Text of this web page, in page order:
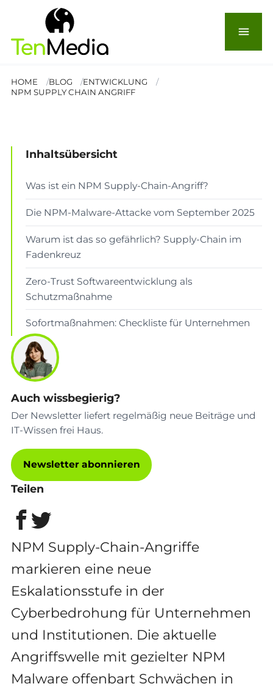
menu
HOME BLOG
ENTWICKLUNG
NPM SUPPLY CHAIN ANGRIFF
bedroht Unternehmen:
Hintergründe und
Schutzmaßnahmen
Inhaltsübersicht
Was ist ein NPM Supply-Chain-Angriff?
Die NPM-Malware-Attacke vom September 2025
Warum ist das so gefährlich? Supply-Chain im
Fadenkreuz
Zero-Trust Softwareentwicklung als
Schutzmaßnahme
Sofortmaßnahmen: Checkliste für Unternehmen
Auch wissbegierig?
Der Newsletter liefert regelmäßig neue Beiträge und
IT-Wissen frei Haus.
Newsletter abonnieren
Teilen
NPM Supply-Chain-Angriffe
markieren eine neue
Eskalationsstufe in der
Cyberbedrohung für Unternehmen
und Institutionen. Die aktuelle
Angriffswelle mit gezielter NPM
Malware offenbart Schwächen in